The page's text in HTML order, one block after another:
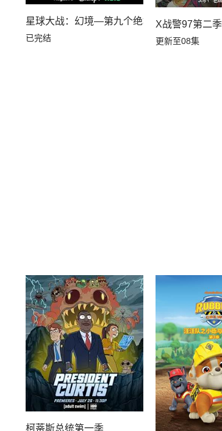
星球大战：幻境—第九个绝地武士
已完结
X战警97第二季
更新至08集
柯蒂斯总统第一季